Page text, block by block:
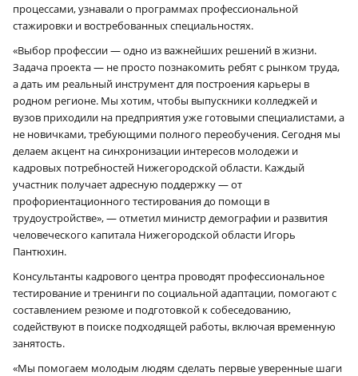
процессами, узнавали о программах профессиональной
стажировки и востребованных специальностях.
«Выбор профессии — одно из важнейших решений в жизни.
Задача проекта — не просто познакомить ребят с рынком труда,
а дать им реальный инструмент для построения карьеры в
родном регионе. Мы хотим, чтобы выпускники колледжей и
вузов приходили на предприятия уже готовыми специалистами, а
не новичками, требующими полного переобучения. Сегодня мы
делаем акцент на синхронизации интересов молодежи и
кадровых потребностей Нижегородской области. Каждый
участник получает адресную поддержку — от
профориентационного тестирования до помощи в
трудоустройстве», — отметил министр демографии и развития
человеческого капитала Нижегородской области Игорь
Пантюхин.
Консультанты кадрового центра проводят профессиональное
тестирование и тренинги по социальной адаптации, помогают с
составлением резюме и подготовкой к собеседованию,
содействуют в поиске подходящей работы, включая временную
занятость.
«Мы помогаем молодым людям сделать первые уверенные шаги